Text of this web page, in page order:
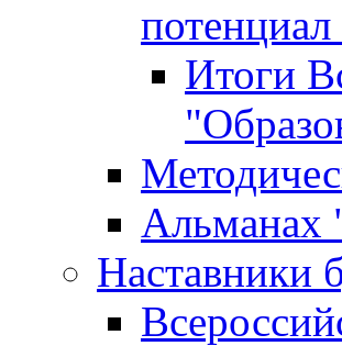
Итоги
Альманах
Наставники